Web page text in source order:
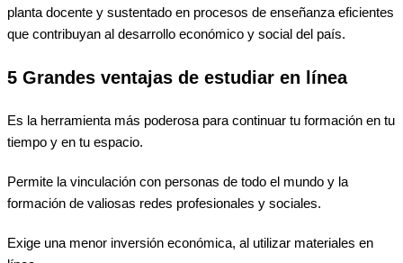
planta docente y sustentado en procesos de enseñanza eficientes
que contribuyan al desarrollo económico y social del país.
5 Grandes ventajas de estudiar en línea
Es la herramienta más poderosa para continuar tu formación en tu
tiempo y en tu espacio.
Permite la vinculación con personas de todo el mundo y la
formación de valiosas redes profesionales y sociales.
Exige una menor inversión económica, al utilizar materiales en